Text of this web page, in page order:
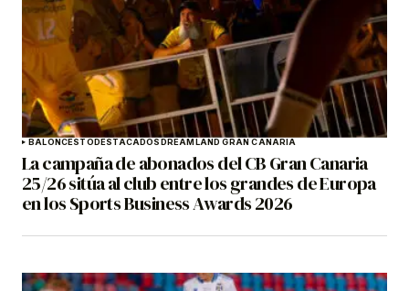
BALONCESTODESTACADOSDREAMLAND GRAN CANARIA
La campaña de abonados del CB Gran Canaria
25/26 sitúa al club entre los grandes de Europa
en los Sports Business Awards 2026